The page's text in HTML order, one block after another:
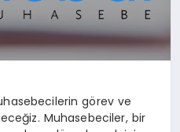
görev ve
Muhasebeciler, bir